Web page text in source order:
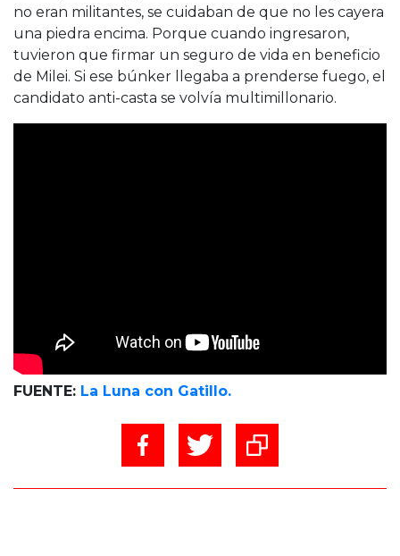
no eran militantes, se cuidaban de que no les cayera
una piedra encima. Porque cuando ingresaron,
tuvieron que firmar un seguro de vida en beneficio
de Milei. Si ese búnker llegaba a prenderse fuego, el
candidato anti-casta se volvía multimillonario.
FUENTE: La Luna con Gatillo.